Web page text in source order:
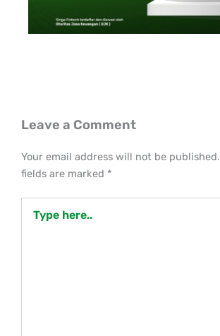
Leave a Comment
Your email address will not be published.
fields are marked *
here..